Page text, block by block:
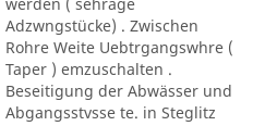
Adzwngstücke) . Zwischen
Rohre Weite Uebtrgangswhre (
Taper ) emzuschalten .
Beseitigung der Abwässer und
Abgangsstvsse te. in Steglitz